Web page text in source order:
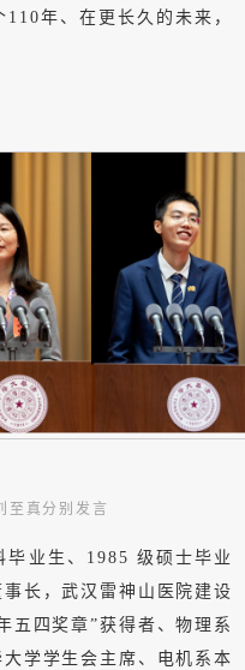
年、在更长久的未来，
至真分别发言
业生、1985 级硕士毕业
长，武汉雷神山医院建设
五四奖章”获得者、物理系
学学生会主席、电机系本